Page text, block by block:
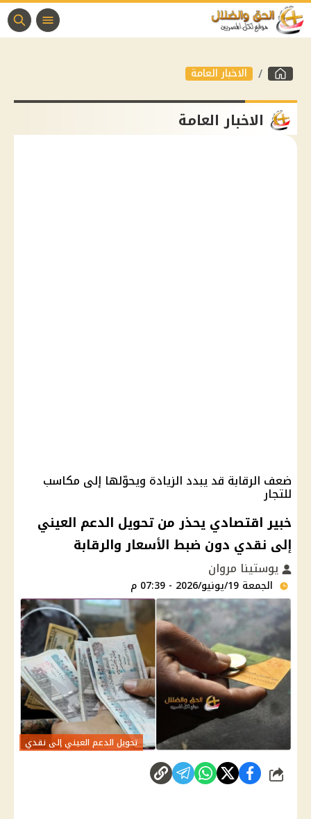
الاخبار العامة
الاخبار العامة
ضعف الرقابة قد يبدد الزيادة ويحوّلها إلى مكاسب
للتجار
خبير اقتصادي يحذر من تحويل الدعم العيني
إلى نقدي دون ضبط الأسعار والرقابة
يوستينا مروان
الجمعة 19/يونيو/2026 - 07:39 م
تحويل الدعم العيني إلى نقدي
شارك